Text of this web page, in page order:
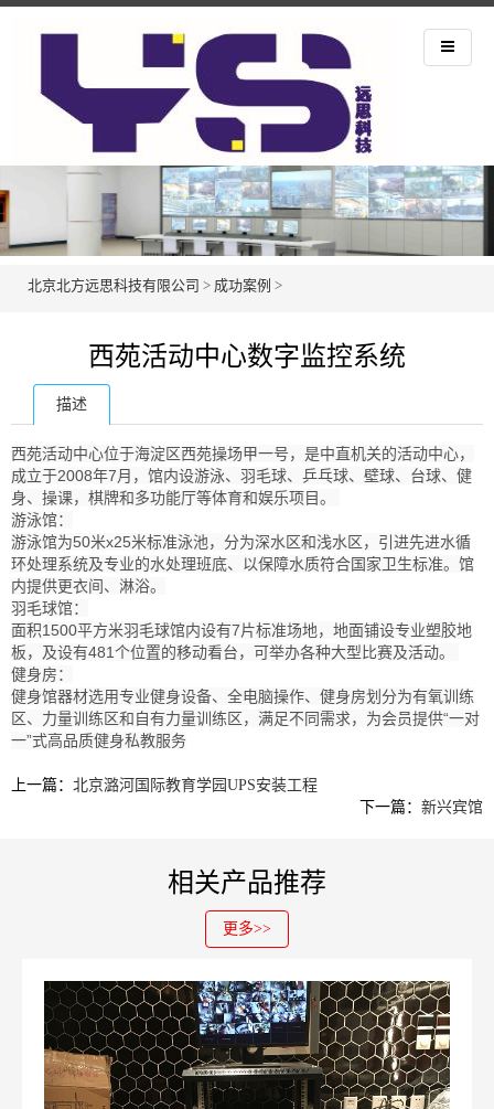
北京北方远思科技有限公司 > 成功案例 >
西苑活动中心数字监控系统
描述
西苑活动中心位于海淀区西苑操场甲一号，是中直机关的活动中心，
成立于2008年7月，馆内设游泳、羽毛球、乒乓球、壁球、台球、健
身、操课，棋牌和多功能厅等体育和娱乐项目。
游泳馆：
游泳馆为50米x25米标准泳池，分为深水区和浅水区，引进先进水循
环处理系统及专业的水处理班底、以保障水质符合国家卫生标准。馆
内提供更衣间、淋浴。
羽毛球馆：
面积1500平方米羽毛球馆内设有7片标准场地，地面铺设专业塑胶地
板，及设有481个位置的移动看台，可举办各种大型比赛及活动。
健身房：
健身馆器材选用专业健身设备、全电脑操作、健身房划分为有氧训练
区、力量训练区和自有力量训练区，满足不同需求，为会员提供“一对
一”式高品质健身私教服务
上一篇： 北京潞河国际教育学园UPS安装工程
下一篇： 新兴宾馆
相关产品推荐
更多>>